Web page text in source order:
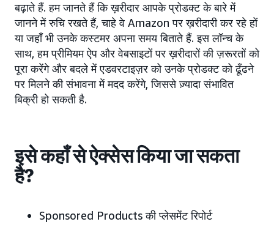
बढ़ाते हैं. हम जानते हैं कि ख़रीदार आपके प्रोडक्ट के बारे में
जानने में रुचि रखते हैं, चाहे वे Amazon पर ख़रीदारी कर रहे हों
या जहाँ भी उनके कस्टमर अपना समय बिताते हैं. इस लॉन्च के
साथ, हम प्रीमियम ऐप और वेबसाइटों पर ख़रीदारों की ज़रूरतों को
पूरा करेंगे और बदले में एडवरटाइज़र को उनके प्रोडक्ट को ढूँढने
पर मिलने की संभावना में मदद करेंगे, जिससे ज़्यादा संभावित
बिक्री हो सकती है.
इसे कहाँ से ऐक्सेस किया जा सकता
है?
Sponsored Products की प्लेसमेंट रिपोर्ट